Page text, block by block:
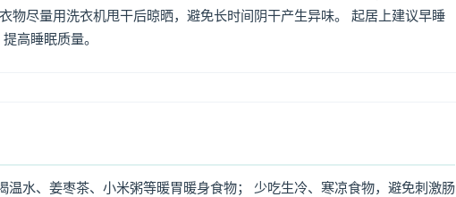
物尽量用洗衣机甩干后晾晒，避免长时间阴干产生异味。 起居上建议早睡
高睡眠质量。
水、姜枣茶、小米粥等暖胃暖身食物； 少吃生冷、寒凉食物，避免刺激肠